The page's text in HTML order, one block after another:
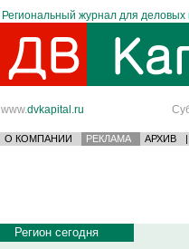
Региональный журнал для деловых
www.dvkapital.ru
О КОМПАНИИ РЕКЛАМА АРХИВ |
Регион сегодня